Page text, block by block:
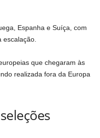
Espanha e Suíça, com
que chegaram às
realizada fora da Europa